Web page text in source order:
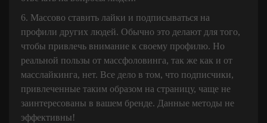
6. Массово ставить лайки и подписываться на
профили других людей. Обычно это делают для того,
чтобы привлечь внимание к своему профилю. Но
реальной пользы от массфоловинга, так же как и от
масслайкинга, нет. Все дело в том, что подписчики,
привлеченные таким образом на страницу, чаще не
заинтересованы в вашем бренде. Данные методы не
эффективны!